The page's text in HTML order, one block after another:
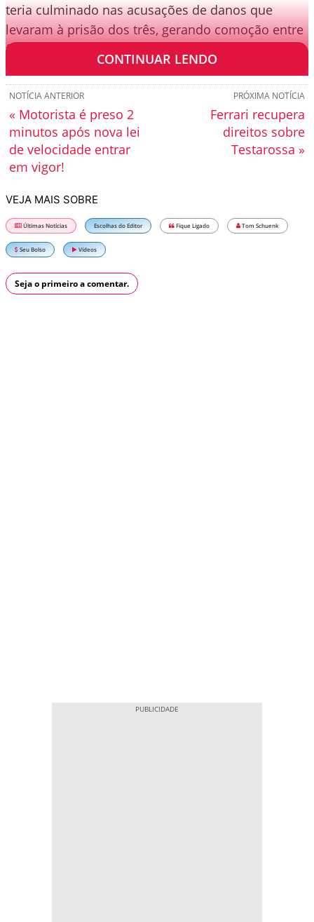
teria culminado nas acusações de danos que
levaram à prisão dos três, gerando comoção entre
fãs e autoridades locais.
CONTINUAR LENDO
PRÓXIMA NOTÍCIA
Ferrari recupera
direitos sobre
Testarossa »
NOTÍCIA ANTERIOR
« Motorista é preso 2
minutos após nova lei
de velocidade entrar
em vigor!
VEJA MAIS SOBRE
Últimas Notícias Escolhas do Editor Fique Ligado Tom Schuenk
Seu Bolso Vídeos
Seja o primeiro a comentar.